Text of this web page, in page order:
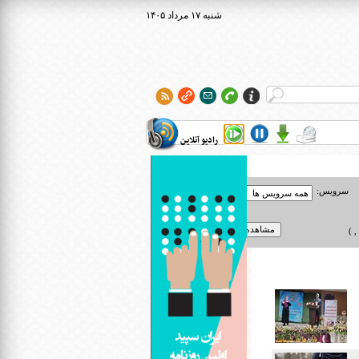
۱۴۰۵ شنبه ۱۷ مرداد
رادیو آنلاین
سرویس:
, )